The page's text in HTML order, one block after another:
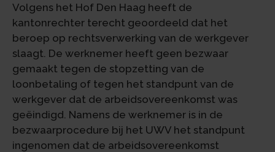
Volgens het Hof Den Haag heeft de
kantonrechter terecht geoordeeld dat het
beroep op rechtsverwerking van de werkgever
slaagt. De werknemer heeft geen bezwaar
gemaakt tegen de stopzetting van de
loonbetaling of tegen het standpunt van de
werkgever dat de arbeidsovereenkomst was
geëindigd. Namens de werknemer is in de
bezwaarprocedure bij het UWV het standpunt
ingenomen dat de arbeidsovereenkomst